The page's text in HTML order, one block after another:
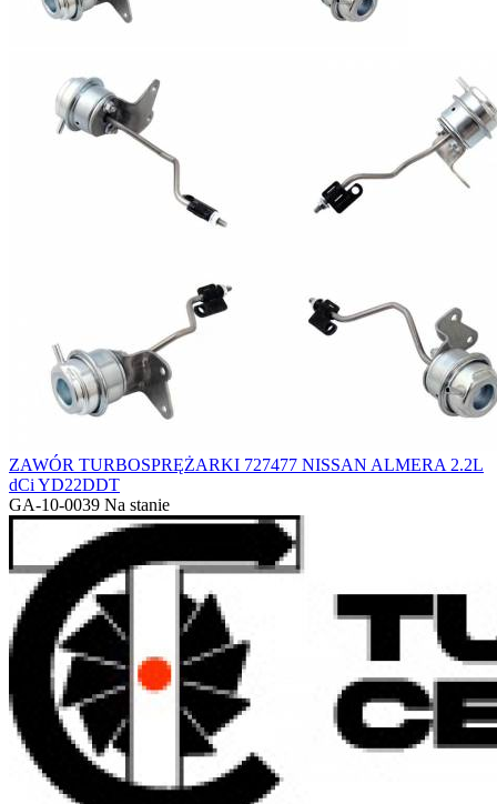
ZAWÓR TURBOSPRĘŻARKI 727477 NISSAN ALMERA 2.2L
dCi YD22DDT
GA-10-0039 Na stanie